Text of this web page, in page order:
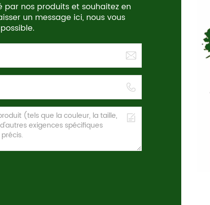
par nos produits et souhaitez en
un message ici, nous vous